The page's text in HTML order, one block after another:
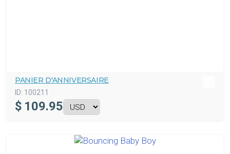
PANIER D'ANNIVERSAIRE
ID: 100211
$ 109.95